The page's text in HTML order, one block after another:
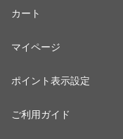
カート
マイページ
ポイント表示設定
ご利用ガイド